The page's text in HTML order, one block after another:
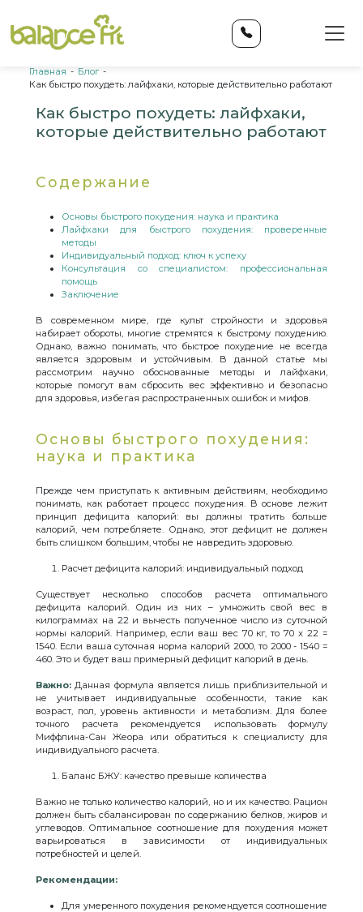
Главная - Блог -
Как быстро похудеть: лайфхаки, которые действительно работают
Как быстро похудеть: лайфхаки,
которые действительно работают
Содержание
Основы быстрого похудения: наука и практика
Лайфхаки для быстрого похудения: проверенные
методы
Индивидуальный подход: ключ к успеху
Консультация со специалистом: профессиональная
помощь
Заключение
В современном мире, где культ стройности и здоровья
набирает обороты, многие стремятся к быстрому похудению.
Однако, важно понимать, что быстрое похудение не всегда
является здоровым и устойчивым. В данной статье мы
рассмотрим научно обоснованные методы и лайфхаки,
которые помогут вам сбросить вес эффективно и безопасно
для здоровья, избегая распространенных ошибок и мифов.
Основы быстрого похудения:
наука и практика
Прежде чем приступать к активным действиям, необходимо
понимать, как работает процесс похудения. В основе лежит
принцип дефицита калорий: вы должны тратить больше
калорий, чем потребляете. Однако, этот дефицит не должен
быть слишком большим, чтобы не навредить здоровью.
Расчет дефицита калорий: индивидуальный подход
Существует несколько способов расчета оптимального
дефицита калорий. Один из них – умножить свой вес в
килограммах на 22 и вычесть полученное число из суточной
нормы калорий. Например, если ваш вес 70 кг, то 70 x 22 =
1540. Если ваша суточная норма калорий 2000, то 2000 - 1540 =
460. Это и будет ваш примерный дефицит калорий в день.
Важно: Данная формула является лишь приблизительной и
не учитывает индивидуальные особенности, такие как
возраст, пол, уровень активности и метаболизм. Для более
точного расчета рекомендуется использовать формулу
Миффлина-Сан Жеора или обратиться к специалисту для
индивидуального расчета.
Баланс БЖУ: качество превыше количества
Важно не только количество калорий, но и их качество. Рацион
должен быть сбалансирован по содержанию белков, жиров и
углеводов. Оптимальное соотношение для похудения может
варьироваться в зависимости от индивидуальных
потребностей и целей.
Рекомендации:
Для умеренного похудения рекомендуется соотношение